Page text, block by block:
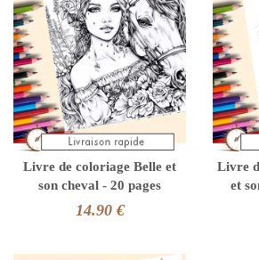
Livre de coloriage Belle et
son cheval - 20 pages
14.90 €
Livre
et